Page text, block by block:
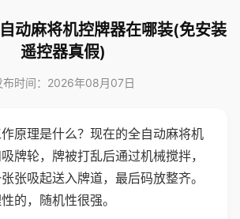
动麻将机控牌器在哪装(免安装
遥控器真假)
布时间：2026年08月07日
原理是什么？现在的全自动麻将机
牌轮，牌被打乱后通过机械搅拌，
张吸起送入牌道，最后码放整齐。
的，随机性很强。